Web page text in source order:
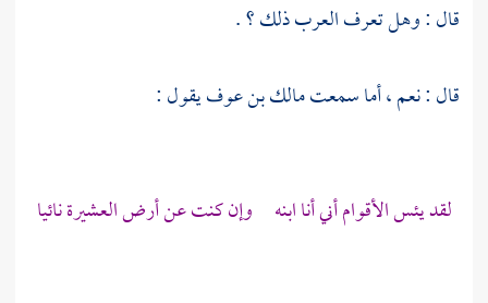
قال : وهل تعرف العرب ذلك ؟ .
قال : نعم ، أما سمعتمالك بن عوفيقول :
لقد يئس الأقوام أني أنا ابنه وإن كنت عن أرض العشيرة نائيا